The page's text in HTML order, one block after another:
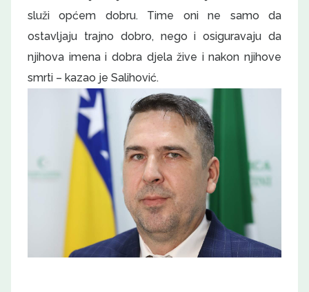
služi općem dobru. Time oni ne samo da
ostavljaju trajno dobro, nego i osiguravaju da
njihova imena i dobra djela žive i nakon njihove
smrti – kazao je Salihović.